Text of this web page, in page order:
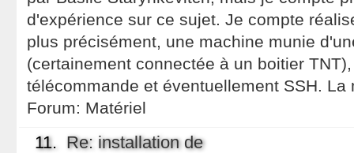
d'expérience sur ce sujet. Je compte
plus précisément, une machine munie
(certainement connectée à un boitier
télécommande et éventuellement SSH. La
Forum: Matériel
11. Re: installation de